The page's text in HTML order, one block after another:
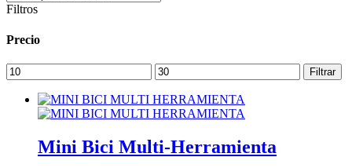
Filtros
Precio
Precio
mínimo
Precio
máximo
Filtrar
Mini Bici Multi-Herramienta